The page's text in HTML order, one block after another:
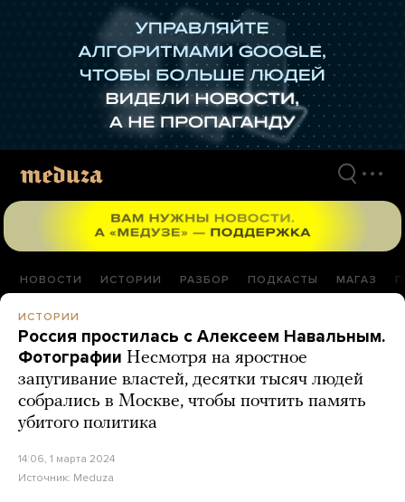
НОВОСТИ ИСТОРИИ РАЗБОР ПОДКАСТЫ МАГАЗ
ИСТОРИИ
Россия простилась с Алексеем Навальным.
Фотографии Несмотря на яростное
запугивание властей, десятки тысяч людей
собрались в Москве, чтобы почтить память
убитого политика
14:06, 1 марта 2024
Источник: Meduza